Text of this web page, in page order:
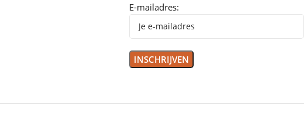
E-mailadres: